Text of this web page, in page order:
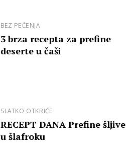
BEZ PEČENJA
3 brza recepta za prefine
deserte u čaši
SLATKO OTKRIĆE
RECEPT DANA Prefine šljive
u šlafroku